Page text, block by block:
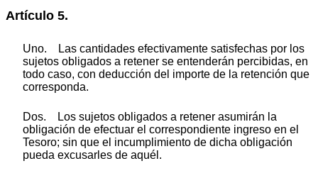
Artículo 5.
Uno. Las cantidades efectivamente satisfechas por los
sujetos obligados a retener se entenderán percibidas, en
todo caso, con deducción del importe de la retención que
corresponda.
Dos. Los sujetos obligados a retener asumirán la
obligación de efectuar el correspondiente ingreso en el
Tesoro; sin que el incumplimiento de dicha obligación
pueda excusarles de aquél.